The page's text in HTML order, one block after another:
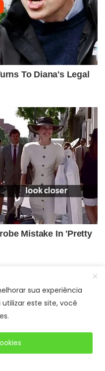
sua experiência
este site, você